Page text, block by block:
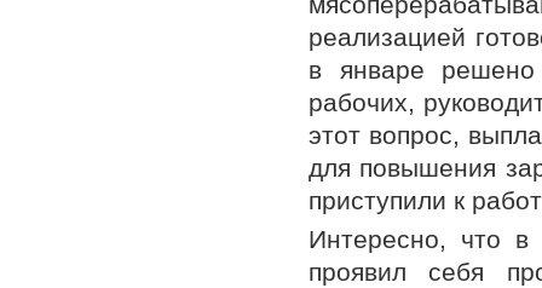
реализацией
в январе
рабочих,
этот вопрос,
для повышения
приступили к
Интересно, что в
проявил себя